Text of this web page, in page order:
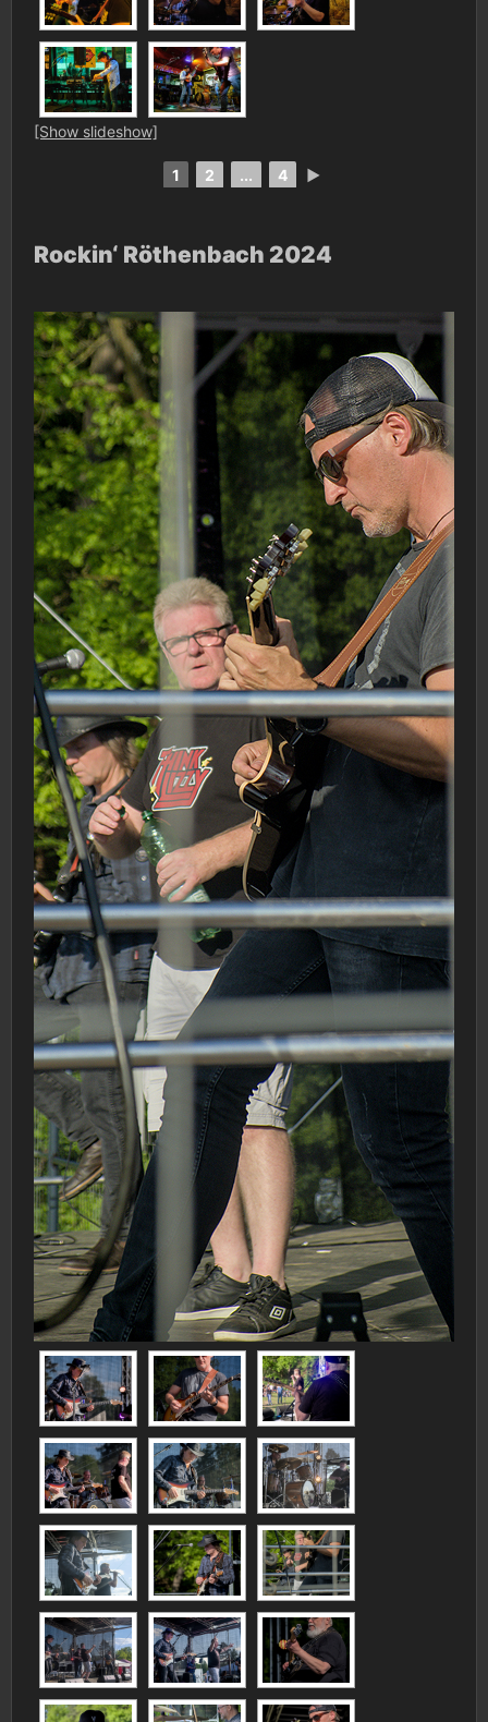
[Show slideshow]
1 2 ... 4 ►
Rockin‘ Röthenbach 2024